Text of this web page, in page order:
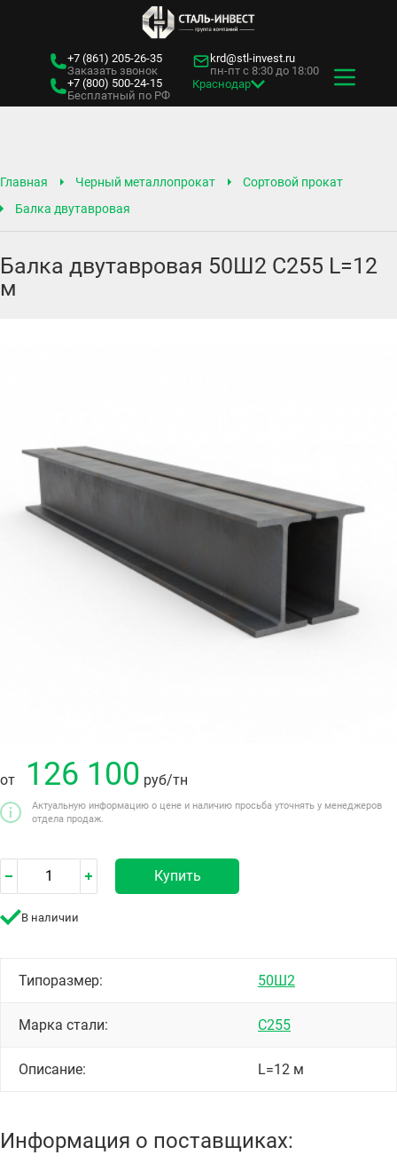
+7 (861) 205-26-35
Заказать звонок
+7 (800) 500-24-15
Бесплатный по РФ
krd@stl-invest.ru
пн-пт с 8:30 до 18:00
Краснодар
Главная Черный металлопрокат
Сортовой прокат
Балка двутавровая
Балка двутавровая 50Ш2 С255 L=12
м
от 126 100 руб/тн
Актуальную информацию о цене и наличию просьба уточнять у менеджеров
отдела продаж.
Купить
В наличии
Типоразмер: 50Ш2
Марка стали: С255
Описание: L=12 м
Информация о поставщиках: